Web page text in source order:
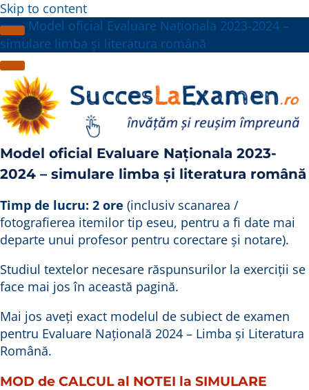
Skip to content
Model oficial Evaluare Naționala 2023-2024 –
simulare limba și literatura română
Model oficial Evaluare Naționala 2023-
2024 – simulare limba și literatura română
Timp de lucru: 2 ore (inclusiv scanarea /
fotografierea itemilor tip eseu, pentru a fi date mai
departe unui profesor pentru corectare și notare).
Studiul textelor necesare răspunsurilor la exerciții se
face mai jos în această pagină.
Mai jos aveți exact modelul de subiect de examen
pentru Evaluare Națională 2024 – Limba și Literatura
Română.
MOD de CALCUL al NOTEI la SIMULARE